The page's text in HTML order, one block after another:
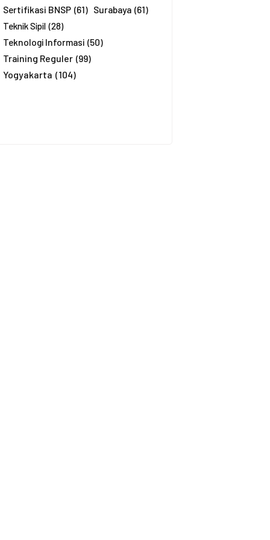
Sertifikasi BNSP (61) Surabaya (61)
Teknik Sipil (28)
Teknologi Informasi (50)
Training Reguler (99)
Yogyakarta (104)